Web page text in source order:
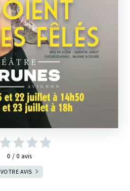
0 0 avis
VOTRE AVIS